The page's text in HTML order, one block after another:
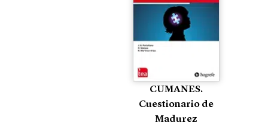
CUMANES.
Cuestionario de
Madurez